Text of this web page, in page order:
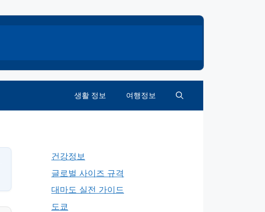
생활 정보 여행정보
건강정보
글로벌 사이즈 규격
대마도 실전 가이드
도쿄